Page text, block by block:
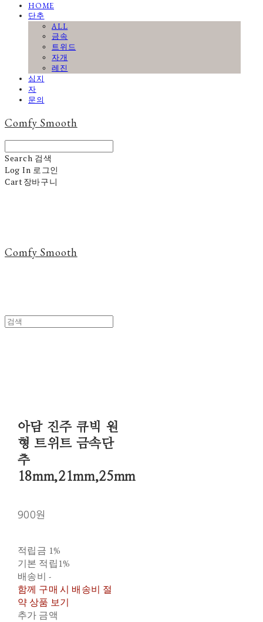
HOME
단추
ALL
금속
트위드
자개
레진
심지
자
문의
Comfy Smooth
Search 검색
Log In 로그인
Cart장바구니
Comfy Smooth
아담 진주 큐빅 원
형 트위트 금속단
추
18mm,21mm,25mm
900원
적립금 1%
기본 적립1%
배송비 -
함께 구매 시 배송비 절
약 상품 보기
추가 금액